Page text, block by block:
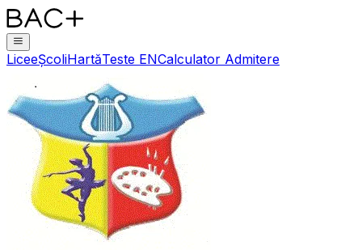
LiceeȘcoliHartăTeste ENCalculator Admitere